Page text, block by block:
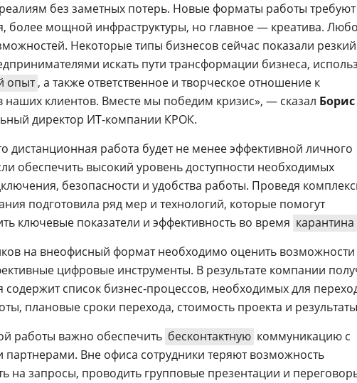
без заметных потерь. Новые форматы работы требуют
более мощной инфраструктуры, но главное — креатива.
Некоторые типы бизнесов сейчас показали
искать пути трансформации бизнеса,
опыт , а также ответственное и творческое отношение к
наших клиентов. Вместе мы победим кризис», — сказал Борис
директор ИТ-компании КРОК.
дистанционная работа будет не менее эффективной личного
обеспечить высокий уровень доступности необходимых
безопасности и удобства работы. Проведя
подготовила ряд мер и технологий, которые помогут
ключевые показатели и эффективность во время карантина
на внеофисный формат необходимо оценить
цифровые инструменты. В результате компании
содержит список бизнес-процессов, необходимых для
плановые сроки перехода, стоимость проекта и
работы важно обеспечить бесконтактную коммуникацию с
партнерами. Вне офиса сотрудники теряют возможность
на запросы, проводить групповые презентации и